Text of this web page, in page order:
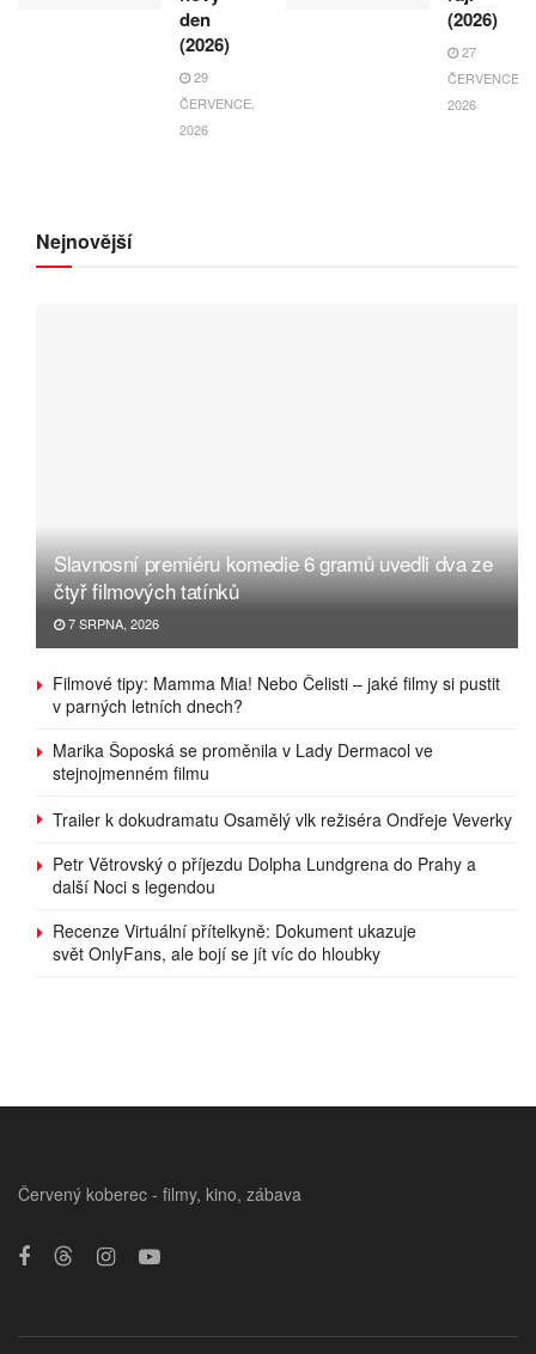
den
(2026)
29
ČERVENCE,
2026
(2026)
27
ČERVENCE,
2026
Nejnovější
Slavnosní premiéru komedie 6 gramů uvedli dva ze
čtyř filmových tatínků
7 SRPNA, 2026
Filmové tipy: Mamma Mia! Nebo Čelisti – jaké filmy si pustit
v parných letních dnech?
Marika Šoposká se proměnila v Lady Dermacol ve
stejnojmenném filmu
Trailer k dokudramatu Osamělý vlk režiséra Ondřeje Veverky
Petr Větrovský o příjezdu Dolpha Lundgrena do Prahy a
další Noci s legendou
Recenze Virtuální přítelkyně: Dokument ukazuje
svět OnlyFans, ale bojí se jít víc do hloubky
Červený koberec - filmy, kino, zábava